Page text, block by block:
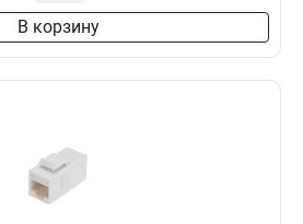
В корзину